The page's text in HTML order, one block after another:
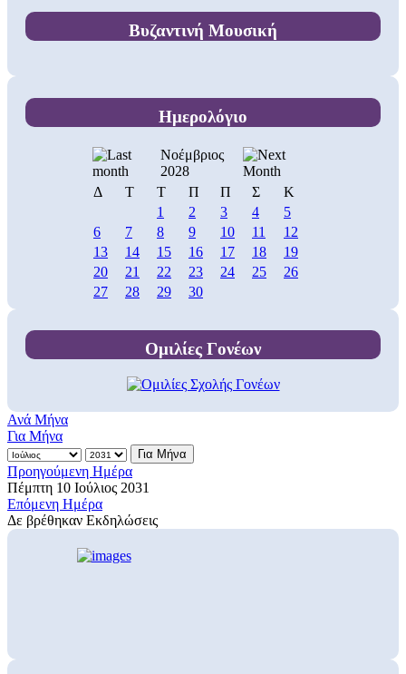
Βυζαντινή Μουσική
Ημερολόγιο
Νοέμβριος
2028
Δ
Τ Τ Π Π Σ
Κ
1
2 3 4
5
6
7 8 9 10 11
12
13
14 15 16 17 18
19
20
21 22 23 24 25
26
27
28 29 30
Ομιλίες Γονέων
Ανά Μήνα
Για Μήνα
Για Μήνα
Προηγούμενη Ημέρα
Πέμπτη 10 Ιούλιος 2031
Επόμενη Ημέρα
Δε βρέθηκαν Εκδηλώσεις